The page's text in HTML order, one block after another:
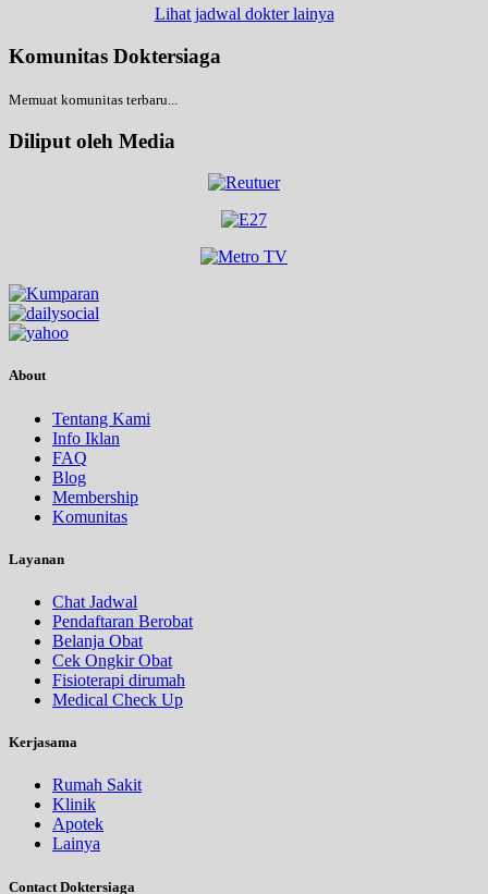
Lihat jadwal dokter lainya
Komunitas Doktersiaga
Memuat komunitas terbaru...
Diliput oleh Media
About
Tentang Kami
Info Iklan
FAQ
Blog
Membership
Komunitas
Layanan
Chat Jadwal
Pendaftaran Berobat
Belanja Obat
Cek Ongkir Obat
Fisioterapi dirumah
Medical Check Up
Kerjasama
Rumah Sakit
Klinik
Apotek
Lainya
Contact Doktersiaga